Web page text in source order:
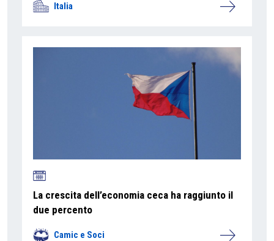
Italia
La crescita dell’economia ceca ha raggiunto il
due percento
Camic e Soci